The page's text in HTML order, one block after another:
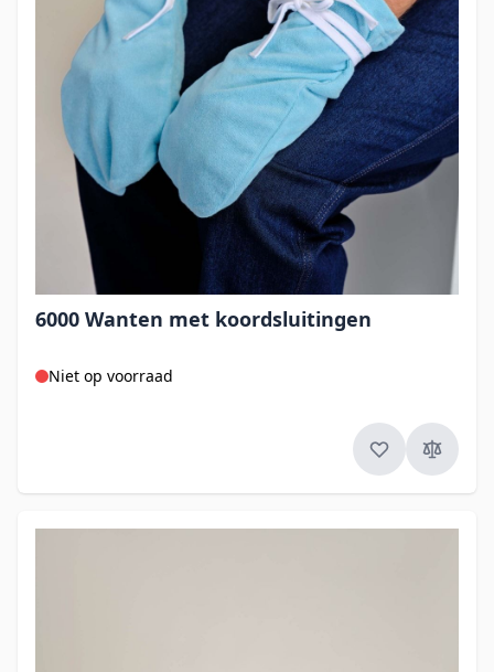
6000 Wanten met koordsluitingen
Niet op voorraad